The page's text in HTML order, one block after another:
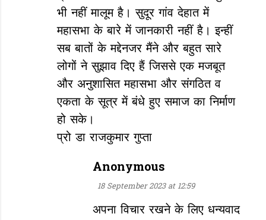
भी नहीं मालूम है। सुदूर गांव देहात में
महासभा के बारे में जानकारी नहीं है। इन्हीं
सब बातों के मद्देनजर मैंने और बहुत सारे
लोगों ने सुझाव दिए हैं जिससे एक मजबूत
और अनुशासित महासभा और संगठित व
एकता के सूत्र में बंधे हुए समाज का निर्माण
हो सके।
प्रो डा राजकुमार गुप्ता
Anonymous
18 September 2023 at 12:59
अपना विचार रखने के लिए धन्यवाद